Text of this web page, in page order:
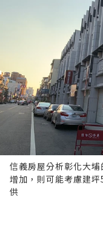
信義房屋分析彰化大
增加，則可能考慮建
供